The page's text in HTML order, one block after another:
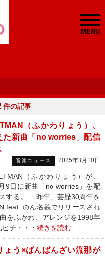
MENU
件の記事
（ふかわりょう）、
た新曲「no worries」配信
音楽ニュース 2025年3月10日
（ふかわりょう）が、
9日に新曲「no worries」を配
する。 昨年、芸歴30周年を
feat. のん名義でリリースされ
をふかわ、アレンジを1998年
チ・・・ 続きを読む
ょう×ばんばんざい流那が